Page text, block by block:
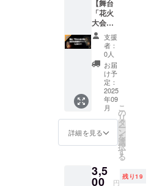
ちを込
めた
メール
でお届
けしま
す。 俳
優 稲井
大地か
らの真
心を込
めた
メッ
をお受
け取り
【お願
い】 ※
の演者
さんを
応援し
たい。
そんな
尊いお
気持ち
に、深
く敬意
を表し
ます。
是非、
これか
ら舞台
へ応援
メッ
する演
者さん
への純
粋なご
支援
に、心
より感
謝いた
しま
す。 モ
ノや
サービ
スはい
らな
さんを
応援し
【舞台
「花火
大会の
夜」11
月22日
(土)公演
の最前
列確約
チケッ
ト】 舞
台「花
火大会
の夜」
の最前
列21席
ケット
です。
支援
者：
0人
お届
け予
定：
2025
年09
月
詳細を見る
こ
の
リ
タ
ー
ン
を
選
択
す
る
3,5
00 円
残り19